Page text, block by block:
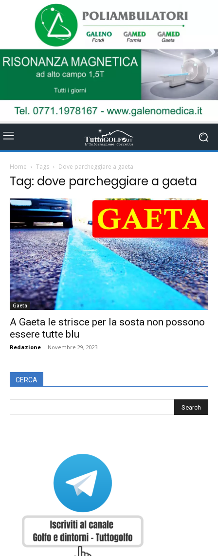
Home Tags Dove parcheggiare a gaeta
Tag: dove parcheggiare a gaeta
Gaeta
A Gaeta le strisce per la sosta non possono
essere tutte blu
Redazione - Novembre 29, 2023
CERCA